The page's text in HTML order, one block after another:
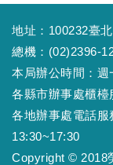
地址：100232臺
總機：(02)2396-
本局辦公時間：
各縣市辦事處櫃
各地辦事處電話服
13:30~17:30
Copyright © 2018